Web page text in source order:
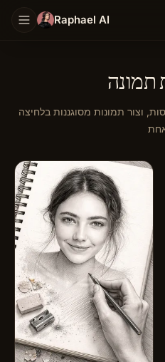
Raphael AI
תמונה
וצור תמונות מסוגננות בלחיצה